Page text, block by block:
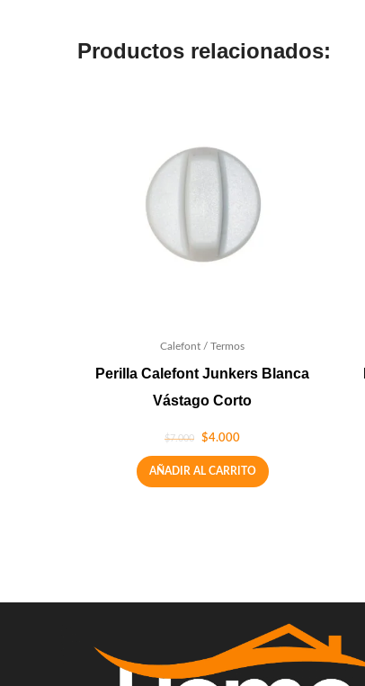
Productos relacionados:
Calefont / Termos
Perilla Calefont Junkers Blanca
Vástago Corto
$7.000 $4.000
AÑADIR AL CARRITO